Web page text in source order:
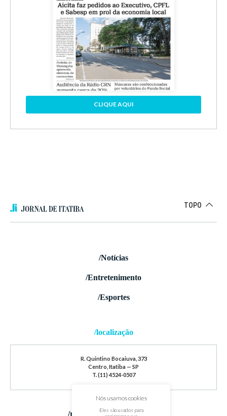
CLIQUE AQUI
TOPO
/Notícias
/Entretenimento
/Esportes
/localização
R. Quintino Bocaiuva, 373
Centro, Itatiba — SP
T. (11) 4524-0507
/redes sociais
Nós usamos cookies
Eles são usados para